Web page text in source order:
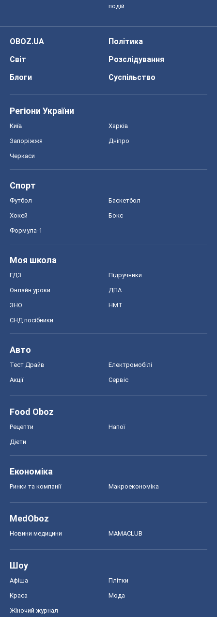
подій
OBOZ.UA
Політика
Світ
Розслідування
Блоги
Суспільство
Регіони України
Київ Харків
Запоріжжя Дніпро
Черкаси
Спорт
Футбол Баскетбол
Хокей Бокс
Формула-1
Моя школа
ГДЗ Підручники
Онлайн уроки ДПА
ЗНО НМТ
СНД посібники
Авто
Тест Драйв Електромобілі
Акції Сервіс
Food Oboz
Рецепти Напої
Дієти
Економіка
Ринки та компанії Макроекономіка
MedOboz
Новини медицини MAMACLUB
Шоу
Афіша Плітки
Краса Мода
Жіночий журнал